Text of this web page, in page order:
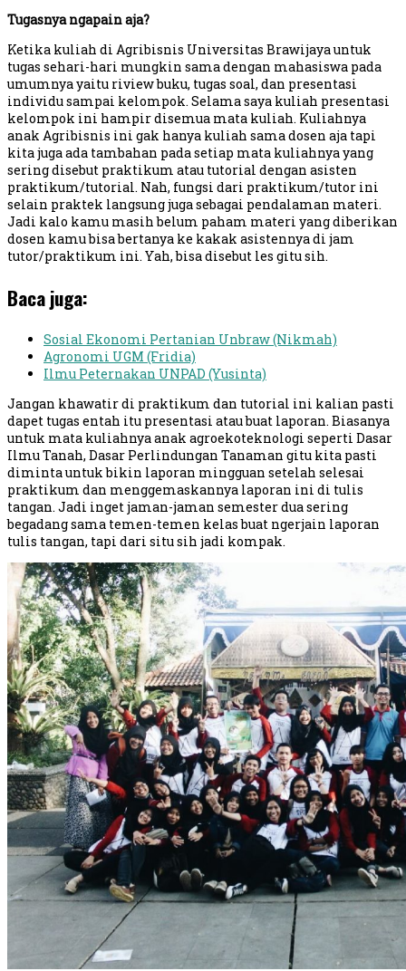
Tugasnya ngapain aja?
Ketika kuliah di Agribisnis Universitas Brawijaya untuk
tugas sehari-hari mungkin sama dengan mahasiswa pada
umumnya yaitu riview buku, tugas soal, dan presentasi
individu sampai kelompok. Selama saya kuliah presentasi
kelompok ini hampir disemua mata kuliah. Kuliahnya
anak Agribisnis ini gak hanya kuliah sama dosen aja tapi
kita juga ada tambahan pada setiap mata kuliahnya yang
sering disebut praktikum atau tutorial dengan asisten
praktikum/tutorial. Nah, fungsi dari praktikum/tutor ini
selain praktek langsung juga sebagai pendalaman materi.
Jadi kalo kamu masih belum paham materi yang diberikan
dosen kamu bisa bertanya ke kakak asistennya di jam
tutor/praktikum ini. Yah, bisa disebut les gitu sih.
Baca juga:
Sosial Ekonomi Pertanian Unbraw (Nikmah)
Agronomi UGM (Fridia)
Ilmu Peternakan UNPAD (Yusinta)
Jangan khawatir di praktikum dan tutorial ini kalian pasti
dapet tugas entah itu presentasi atau buat laporan. Biasanya
untuk mata kuliahnya anak agroekoteknologi seperti Dasar
Ilmu Tanah, Dasar Perlindungan Tanaman gitu kita pasti
diminta untuk bikin laporan mingguan setelah selesai
praktikum dan menggemaskannya laporan ini di tulis
tangan. Jadi inget jaman-jaman semester dua sering
begadang sama temen-temen kelas buat ngerjain laporan
tulis tangan, tapi dari situ sih jadi kompak.